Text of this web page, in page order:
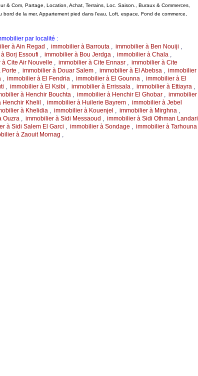
& Com, Partage, Location, Achat, Terrains, Loc. Saison., Buraux & Commerces,
de la mer, Appartement pied dans l'eau, Loft, espace, Fond de commerce,
par localité :
à Ain Regad , immobilier à Barrouta, immobilier à Ben Nouiji ,
Borj Essoufi , immobilier à Bou Jerdga, immobilier à Chala,
Cite Air Nouvelle , immobilier à Cite Ennasr, immobilier à Cite
Porte , immobilier à Douar Salem, immobilier à El Abebsa, immobilier
, immobilier à El Fendria, immobilier à El Gounna, immobilier à El
, immobilier à El Ksibi , immobilier à Errissala, immobilier à Ettiayra,
à Henchir Bouchta, immobilier à Henchir El Ghobar, immobilier
Khelil , immobilier à Huilerie Bayrem, immobilier à Jebel
à Khelidia, immobilier à Kouenjel , immobilier à Mirghna,
Ouzra, immobilier à Sidi Messaoud , immobilier à Sidi Othman Landari
à Sidi Salem El Garci , immobilier à Sondage , immobilier à Tarhouna
à Zaouit Mornag ,